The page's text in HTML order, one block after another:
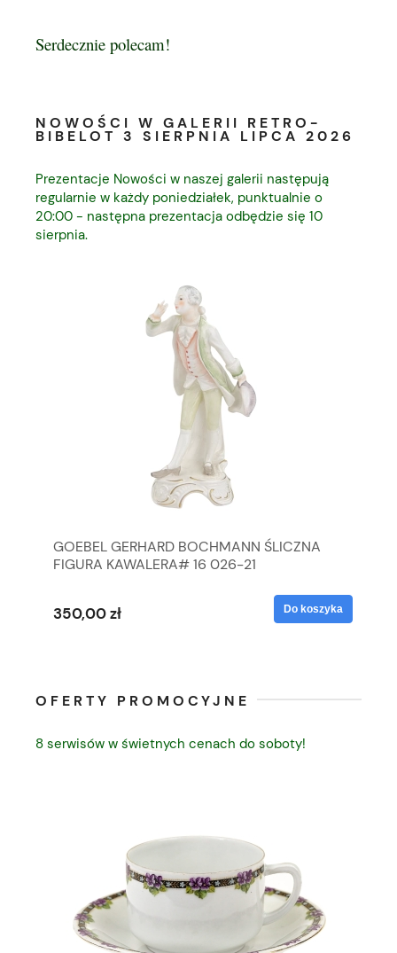
Serdecznie polecam!
NOWOŚCI W GALERII RETRO-
BIBELOT 3 SIERPNIA LIPCA 2026
Prezentacje Nowości w naszej galerii następują
regularnie w każdy poniedziałek, punktualnie o
20:00 - następna prezentacja odbędzie się 10
sierpnia.
GOEBEL GERHARD BOCHMANN ŚLICZNA
FIGURA KAWALERA# 16 026-21
350,00 zł Do koszyka
OFERTY PROMOCYJNE
8 serwisów w świetnych cenach do soboty!